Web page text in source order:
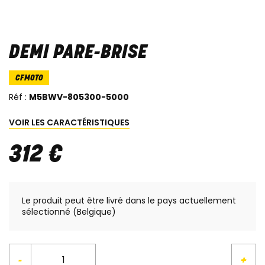
DEMI PARE-BRISE
CFMOTO
Réf : M5BWV-805300-5000
VOIR LES CARACTÉRISTIQUES
312 €
Le produit peut être livré dans le pays actuellement
sélectionné (Belgique)
- +